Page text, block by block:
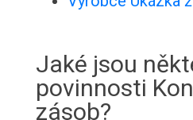
Jaké jsou
povinnosti
zásob?